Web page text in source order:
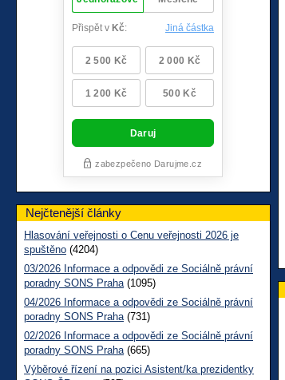
Nejčtenější články
Hlasování veřejnosti o Cenu veřejnosti 2026 je
spuštěno (4204)
03/2026 Informace a odpovědi ze Sociálně právní
poradny SONS Praha (1095)
04/2026 Informace a odpovědi ze Sociálně právní
poradny SONS Praha (731)
02/2026 Informace a odpovědi ze Sociálně právní
poradny SONS Praha (665)
Výběrové řízení na pozici Asistent/ka prezidentky